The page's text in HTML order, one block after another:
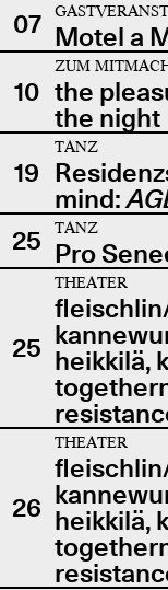
07 Motel a
10
ZUM
the
the night
19
TANZ
mind:
25
TANZ
Pro
25
THEATER
heikkilä,
26
THEATER
heikkilä,